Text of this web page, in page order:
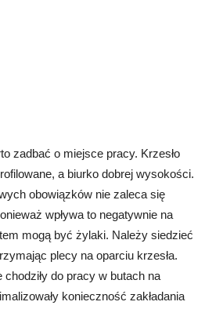
zadbać o miejsce pracy. Krzesło
a biurko dobrej wysokości.
obowiązków nie zaleca się
wpływa to negatywnie na
mogą być żylaki. Należy siedzieć
plecy na oparciu krzesła.
do pracy w butach na
konieczność zakładania